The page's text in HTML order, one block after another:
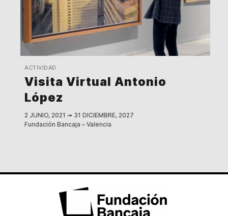
ACTIVIDAD
Visita Virtual Antonio
López
2 JUNIO, 2021 ➟ 31 DICIEMBRE, 2027
Fundación Bancaja – Valencia